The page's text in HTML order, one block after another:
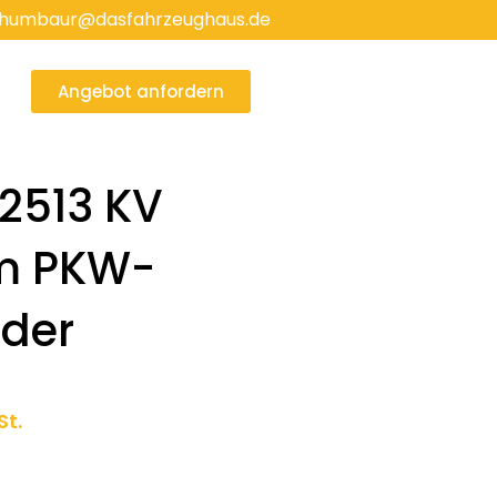
humbaur@dasfahrzeughaus.de
Angebot anfordern
KV
PKW-